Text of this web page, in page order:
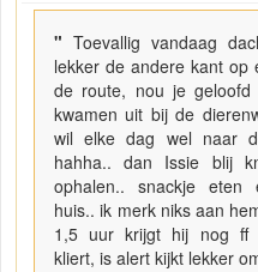
" Toevallig vandaag
lekker de andere kant op
de route, nou je
kwamen uit bij de
wil elke dag wel naar
hahha.. dan Issie blij
ophalen.. snackje
huis.. ik merk niks aan
1,5 uur krijgt hij nog ff
kliert, is alert kijkt lekker